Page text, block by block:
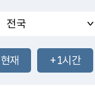
23.8
℃ -mm
현재 +1시간